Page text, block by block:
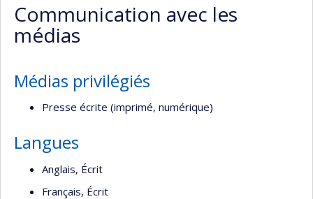
(faculté,département,école)
Communication avec les
médias
Médias privilégiés
Presse écrite (imprimé, numérique)
Langues
Anglais, Écrit
Français, Écrit